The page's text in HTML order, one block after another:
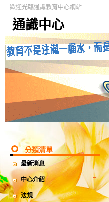
通識中心
歡迎光臨通識教育中心網站
分類清單
最新消息
中心介紹
法規